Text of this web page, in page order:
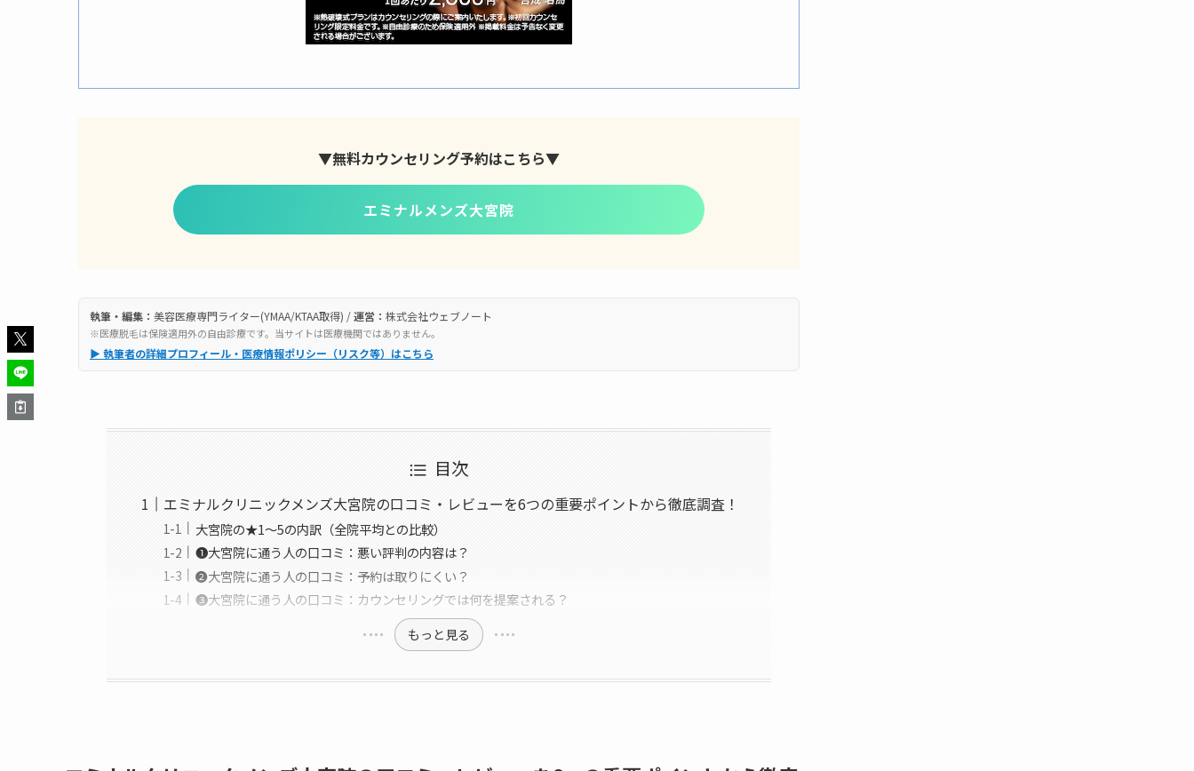
▼無料カウンセリング予約はこちら▼
エミナルメンズ大宮院
執筆・編集： 美容医療専門ライター(YMAA/KTAA取得) /運営： 株式会社ウェブノート
※医療脱毛は保険適用外の自由診療です。当サイトは医療機関ではありません。
▶ 執筆者の詳細プロフィール・医療情報ポリシー（リスク等）はこちら
目次
エミナルクリニックメンズ大宮院の口コミ・レビューを6つの重要ポイントから徹底調査！
大宮院の★1〜5の内訳（全院平均との比較）
❶大宮院に通う人の口コミ：悪い評判の内容は？
❷大宮院に通う人の口コミ：予約は取りにくい？
❸大宮院に通う人の口コミ：カウンセリングでは何を提案される？
もっと見る